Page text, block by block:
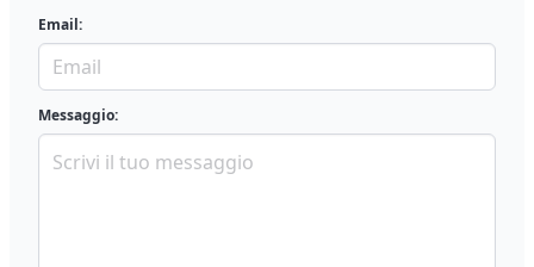
Email:
Messaggio: